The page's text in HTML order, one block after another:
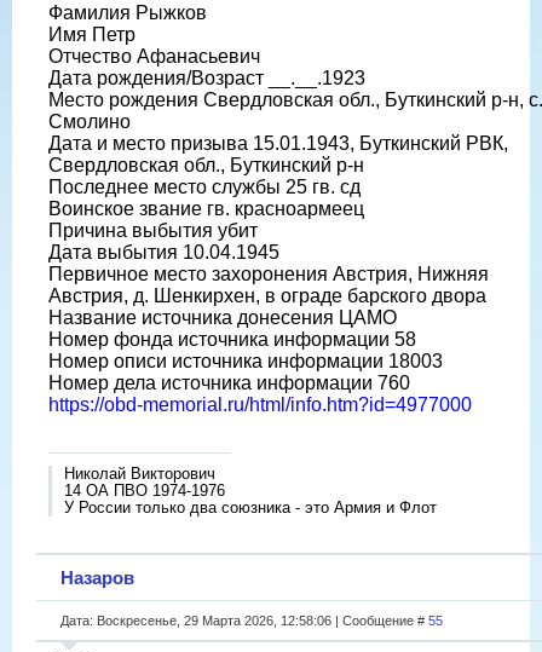
Фамилия Рыжков
Имя Петр
Отчество Афанасьевич
Дата рождения/Возраст __.__.1923
Место рождения Свердловская обл., Буткинский р-н, с.
Смолино
Дата и место призыва 15.01.1943, Буткинский РВК,
Свердловская обл., Буткинский р-н
Последнее место службы 25 гв. сд
Воинское звание гв. красноармеец
Причина выбытия убит
Дата выбытия 10.04.1945
Первичное место захоронения Австрия, Нижняя
Австрия, д. Шенкирхен, в ограде барского двора
Название источника донесения ЦАМО
Номер фонда источника информации 58
Номер описи источника информации 18003
Номер дела источника информации 760
https://obd-memorial.ru/html/info.htm?id=4977000
Николай Викторович
14 ОА ПВО 1974-1976
У России только два союзника - это Армия и Флот
Назаров
Дата: Воскресенье, 29 Марта 2026, 12:58:06 | Сообщение # 55